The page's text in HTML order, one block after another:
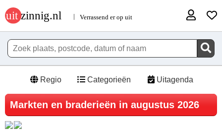
Regio Categorieën Uitagenda
Markten en braderieën in augustus 2026